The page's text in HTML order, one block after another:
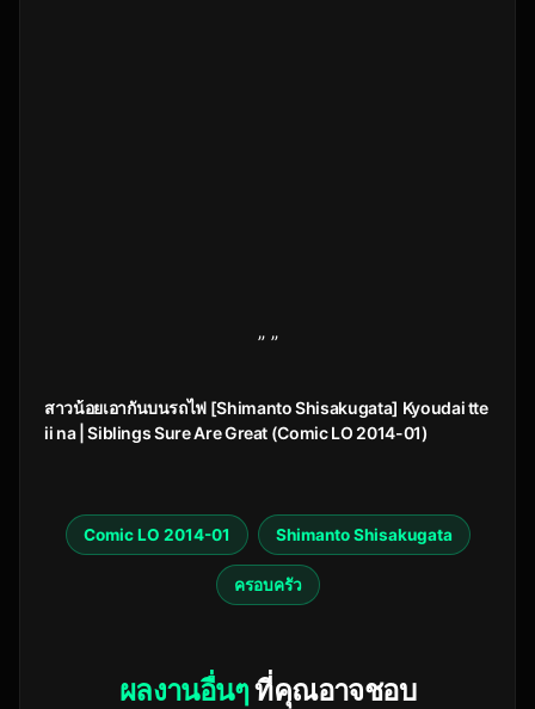
” ”
สาวน้อยเอากันบนรถไฟ [Shimanto Shisakugata] Kyoudai tte
ii na | Siblings Sure Are Great (Comic LO 2014-01)
Comic LO 2014-01 Shimanto Shisakugata
ครอบครัว
ผลงานอื่นๆที่คุณอาจชอบ